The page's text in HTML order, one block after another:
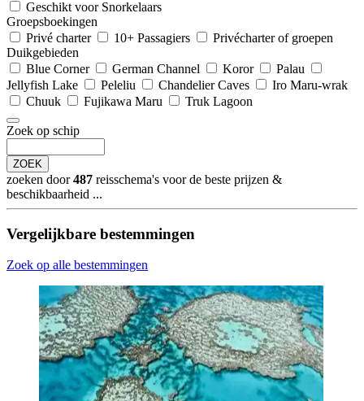
Geschikt voor Snorkelaars
Groepsboekingen
Privé charter
10+ Passagiers
Privécharter of groepen
Duikgebieden
Blue Corner
German Channel Koror
Palau
Jellyfish Lake
Peleliu Chandelier Caves
Iro Maru-wrak
Chuuk
Fujikawa Maru Truk Lagoon
Zoek op schip
ZOEK
zoeken door487 reisschema's voor de beste prijzen &
beschikbaarheid ...
Vergelijkbare bestemmingen
Zoek op alle bestemmingen